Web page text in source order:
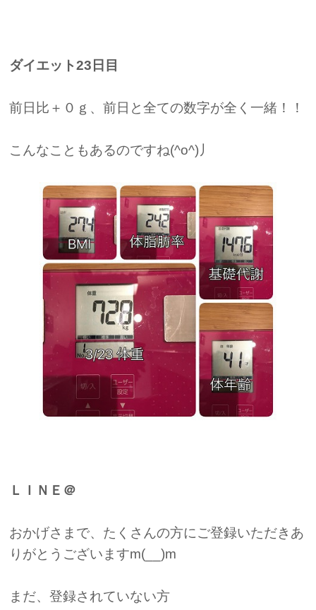
ダイエット23日目
前日比＋０ｇ、前日と全ての数字が全く一緒！！
こんなこともあるのですね(^o^)丿
ＬＩＮＥ＠
おかげさまで、たくさんの方にご登録いただきあ
りがとうございますm(__)m
まだ、登録されていない方